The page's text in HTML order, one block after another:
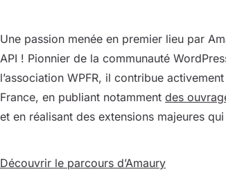
Une passion menée en premier lieu par
API ! Pionnier de la communauté
l’association WPFR, il contribue
France, en publiant notamment des
et en réalisant des extensions majeures
Découvrir le parcours d’Amaury